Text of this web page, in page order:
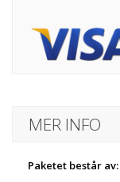
MER INFO
Paketet består av: